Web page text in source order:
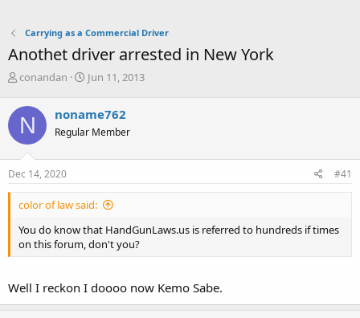
Carrying as a Commercial Driver
Anothet driver arrested in New York
T
r
e
a
d
s
t
r
e
r
conandan
S
r
t
a
Jun 11, 2013
N noname762
Regular Member
Dec 14, 2020 #41
color of law said:
You do know that HandGunLaws.us is referred to hundreds if times
on this forum, don't you?
Well I reckon I doooo now Kemo Sabe.